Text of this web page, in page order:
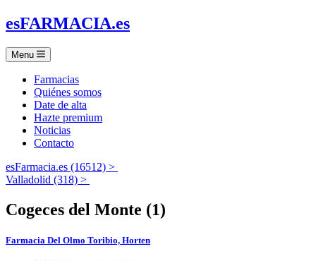
esFARMACIA.es
Menu
Farmacias
Quiénes somos
Date de alta
Hazte premium
Noticias
Contacto
esFarmacia.es (16512) >
Valladolid (318) >
Cogeces del Monte (1)
Farmacia Del Olmo Toribio, Horten